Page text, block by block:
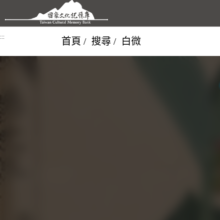
跳到主要內容區塊
::: 首頁 搜尋 白微